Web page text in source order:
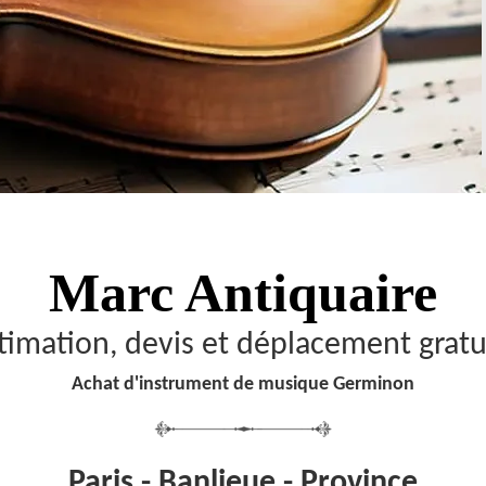
Marc Antiquaire
devis et déplacement
Achat d'instrument de musique Germinon